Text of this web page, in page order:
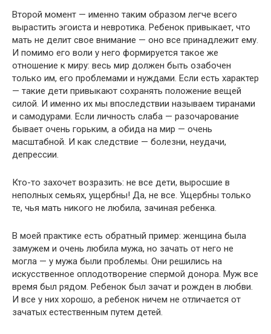
Второй момент — именно таким образом легче всего
вырастить эгоиста и невротика. Ребенок привыкает, что
мать не делит свое внимание — оно все принадлежит ему.
И помимо его воли у него формируется такое же
отношение к миру: весь мир должен быть озабочен
только им, его проблемами и нуждами. Если есть характер
— такие дети привыкают сохранять положение вещей
силой. И именно их мы впоследствии называем тиранами
и самодурами. Если личность слаба — разочарование
бывает очень горьким, а обида на мир — очень
масштабной. И как следствие — болезни, неудачи,
депрессии.
Кто-то захочет возразить: не все дети, выросшие в
неполных семьях, ущербны! Да, не все. Ущербны только
те, чья мать никого не любила, зачиная ребенка.
В моей практике есть обратный пример: женщина была
замужем и очень любила мужа, но зачать от него не
могла — у мужа были проблемы. Они решились на
искусственное оплодотворение спермой донора. Муж все
время был рядом. Ребенок был зачат и рожден в любви.
И все у них хорошо, а ребенок ничем не отличается от
зачатых естественным путем детей.